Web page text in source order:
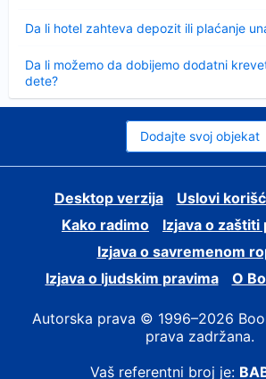
Da li hotel zahteva depozit ili plaćanje
Da li možemo da dobijemo dodatni
dete?
Dodajte svoj objekat
Desktop verzija
Uslovi
Kako radimo
Izjava o
Izjava o savremenom
Izjava o ljudskim pravima
О
Autorska prava © 1996–2026
prava zadržana.
Vaš referentni broj je: